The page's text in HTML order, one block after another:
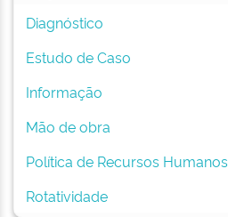
Diagnóstico
Estudo de Caso
Informação
Mão de obra
Política de Recursos Humanos
Rotatividade